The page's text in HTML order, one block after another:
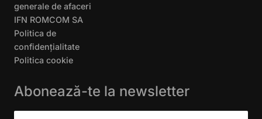
generale de afaceri
IFN ROMCOM SA
Politica de
confidențialitate
Politica cookie
Abonează-te la newsletter
Don't fill this out:
Nume Reprezentant